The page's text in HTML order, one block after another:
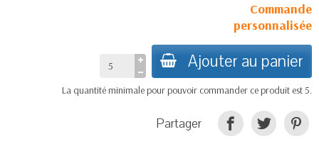
Commande
personnalisée
Ajouter au panier
La quantité minimale pour pouvoir commander ce produit est 5.
Partager